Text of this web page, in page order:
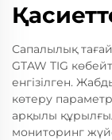
Сапалылық
GTAW TIG
енгізілген.
көтеру
арқылы
мониторинг